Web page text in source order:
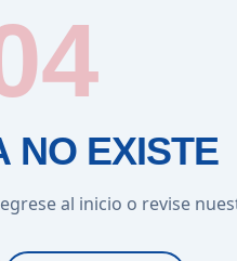
NO EXISTE
al inicio o revise